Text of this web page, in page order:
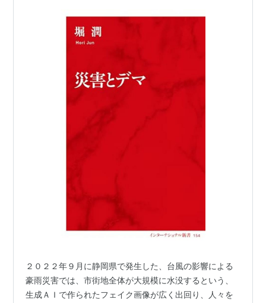
ットを使った次世代の情報発信の方法を確立したい」と
2013年4月1日、NHKを退職。
NHK公式Twitterアカウント「@nhk_HORIJUN」
NHKのニュース番組「Bizスポ」担当アナウンサーとし
て、番組のPRを含めたアカウントとしてTwitterアカウ
災以降、地震情報や原発情報をTweetしていたが、本人
が番組から離れることを機に2012年3月末にNHKが閉鎖
イルに「アナウンサーらしくない」と視聴者からの苦情
が後を絶たず、ヘアスタイルを変更した過去を持つ。
２０２２年９月に静岡県で発生した、台風の影響による
豪雨災害では、市街地全体が大規模に水没するという、
生成ＡＩで作られたフェイク画像が広く出回り、人々を